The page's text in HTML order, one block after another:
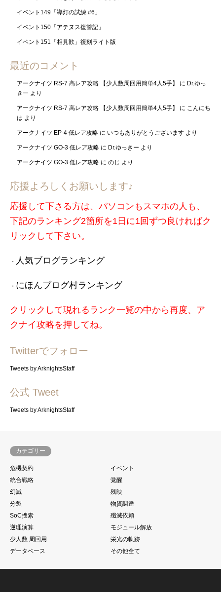
イベント149「導灯の試練 #6」
イベント150「アテヌス復讐記」
イベント151「相見歓」復刻ライト版
最近のコメント
アークナイツ RS-7 高レア攻略 【少人数周回用簡単4人5手】 に Dr.ゆっ
きー より
アークナイツ RS-7 高レア攻略 【少人数周回用簡単4人5手】 に こんにち
は より
アークナイツ EP-4 低レア攻略 に いつもありがとうございます より
アークナイツ GO-3 低レア攻略 に Dr.ゆっきー より
アークナイツ GO-3 低レア攻略 に のじ より
応援よろしくお願いします♪
応援して下さる方は、パソコンもスマホの人も、
下記のランキング2箇所を1日に1回ずつ良ければク
リックして下さい。
・ 人気ブログランキング
・ にほんブログ村ランキング
クリックして現れるランク一覧の中から再度、ア
クナイ攻略を押してね。
Twitterでフォロー
Tweets by ArknightsStaff
公式 Tweet
Tweets by ArknightsStaff
カテゴリー
危機契約
イベント
統合戦略
覚醒
幻滅
残映
分裂
物資調達
SoC捜索
殲滅依頼
逆理演算
モジュール解放
少人数 周回用
栄光の軌跡
データベース
その他全て